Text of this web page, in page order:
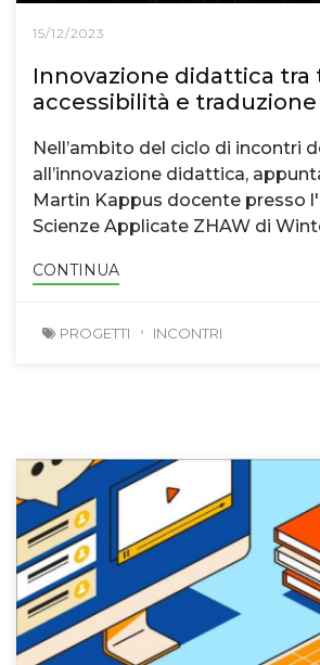
15/12/2023
Innovazione didattica tra
accessibilità e traduzione
Nell’ambito del ciclo di incontri
all’innovazione didattica,
Martin Kappus docente presso
Scienze Applicate ZHAW di
CONTINUA
PROGETTI INCONTRI